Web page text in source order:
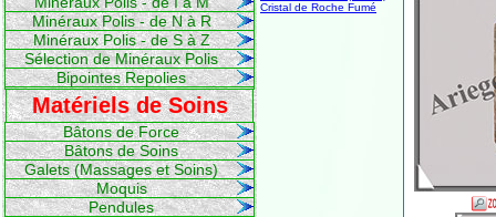
Minéraux Polis - de N à R
Minéraux Polis - de S à Z
Sélection de Minéraux Polis
Bipointes Repolies
Matériels de Soins
Bâtons de Force
Bâtons de Soins
Galets (Massages et Soins)
Moquis
Pendules
Cristal de Roche Fumé